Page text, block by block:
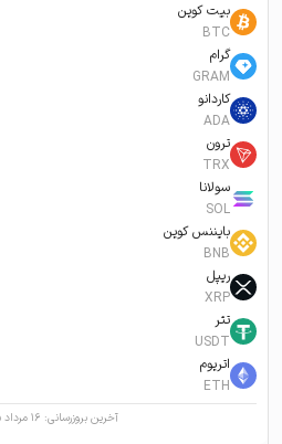
بیت کوین
BTC
گرام
GRAM
کاردانو
ADA
ترون
TRX
سولانا
SOL
بایننس کوین
BNB
ریپل
XRP
تتر
USDT
اتریوم
ETH
آخرین بروزرسانی: ۱۶ مرداد ۱۴۰۵ ۲۰:۴۶